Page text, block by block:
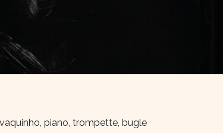
piano, trompette, bugle